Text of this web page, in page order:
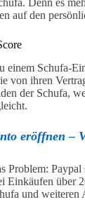
Denn es
auf den
einem Schufa-
von ihren
der Schufa,
eröffnen –
Problem:
Einkäufen über
und weiteren